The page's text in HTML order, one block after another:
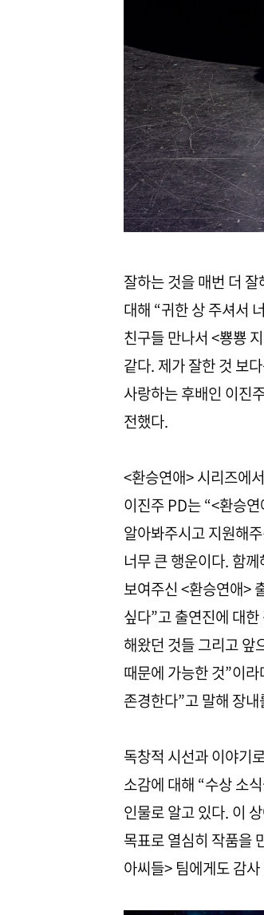
잘하는 것을 매번 더
대해 “귀한 상 주셔서
친구들 만나서 <뿅뿅
같다. 제가 잘한 것 보
사랑하는 후배인 이진
전했다.
<환승연애> 시리즈에
이진주 PD는 “<환승
알아봐주시고 지원해
너무 큰 행운이다. 함
보여주신 <환승연애>
싶다”고 출연진에 대
해왔던 것들 그리고 앞
때문에 가능한 것”이
존경한다”고 말해 장
독창적 시선과 이야기
소감에 대해 “수상 소
인물로 알고 있다. 이
목표로 열심히 작품을
아씨들> 팀에게도 감